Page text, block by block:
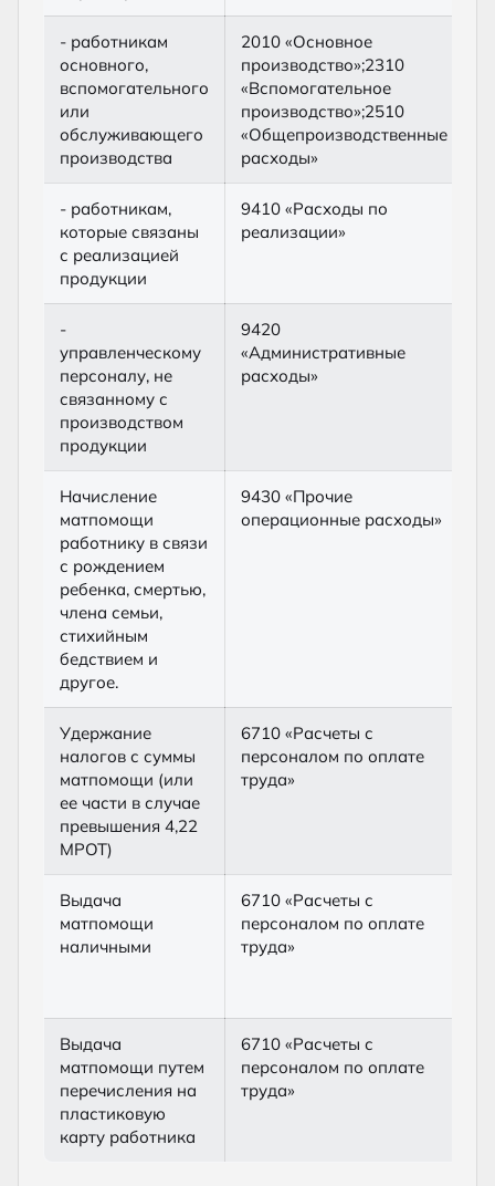
- работникам
основного,
вспомогательного
или
обслуживающего
производства
2010 «Основное
производство»;2310
«Вспомогательное
производство»;2510
«Общепроизводственные
расходы»
- работникам,
которые связаны
с реализацией
продукции
9410 «Расходы по
реализации»
-
управленческому
персоналу, не
связанному с
производством
продукции
9420
«Административные
расходы»
Начисление
матпомощи
работнику в связи
с рождением
ребенка, смертью,
члена семьи,
стихийным
бедствием и
другое.
9430 «Прочие
операционные расходы»
Удержание
налогов с суммы
матпомощи (или
ее части в случае
превышения 4,22
МРОТ)
6710 «Расчеты с
персоналом по оплате
труда»
Выдача
матпомощи
наличными
6710 «Расчеты с
персоналом по оплате
труда»
Выдача
матпомощи путем
перечисления на
пластиковую
карту работника
6710 «Расчеты с
персоналом по оплате
труда»